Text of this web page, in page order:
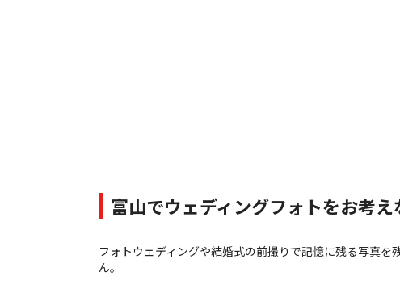
富山でウェディングフォトをお考
フォトウェディングや結婚式の前撮りで記憶に残る写真
ん。